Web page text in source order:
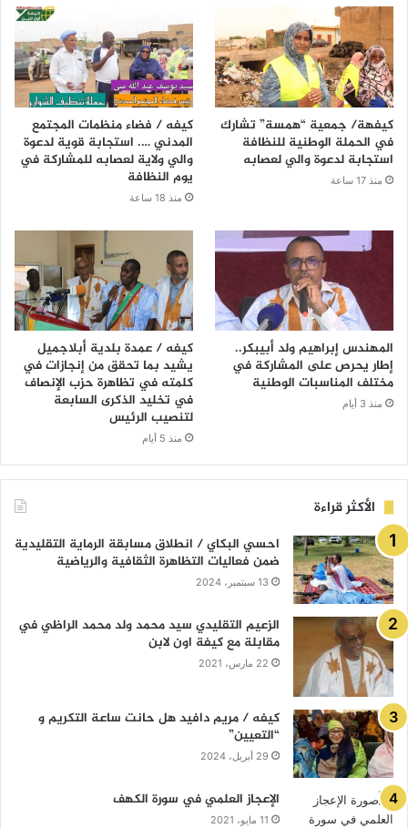
كيفهة/ جمعية “همسة” تشارك
في الحملة الوطنية للنظافة
استجابة لدعوة والي لعصابه
منذ 17 ساعة
كيفه / فضاء منظمات المجتمع
المدني …. استجابة قوية لدعوة
والي ولاية لعصابه للمشاركة في
يوم النظافة
منذ 18 ساعة
المهندس إبراهيم ولد أبيبكر..
إطار يحرص على المشاركة في
مختلف المناسبات الوطنية
منذ 3 أيام
كيفه / عمدة بلدية أبلاجميل
يشيد بما تحقق من إنجازات في
كلمته في تظاهرة حزب الإنصاف
في تخليد الذكرى السابعة
لتنصيب الرئيس
منذ 5 أيام
الأكثر قراءة
احسي البكاي / انطلاق مسابقة الرماية التقليدية
ضمن فعاليات التظاهرة الثقافية والرياضية
13 سبتمبر، 2024
الزعيم التقليدي سيد محمد ولد محمد الراظي في
مقابلة مع كيفة اون لابن
22 مارس، 2021
كيفه / مريم دافيد هل حانت ساعة التكريم و
“التعيين”
29 أبريل، 2024
الإعجاز العلمي في سورة الكهف
11 مايو، 2021